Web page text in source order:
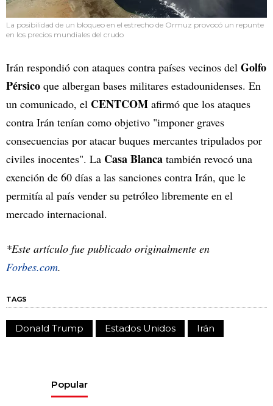
La posibilidad de un bloqueo en el estrecho de Ormuz provocó un repunte
en los precios mundiales del crudo
Irán respondió con ataques contra países vecinos del Golfo
Pérsico que albergan bases militares estadounidenses. En
un comunicado, el CENTCOM afirmó que los ataques
contra Irán tenían como objetivo "imponer graves
consecuencias por atacar buques mercantes tripulados por
civiles inocentes". La Casa Blanca también revocó una
exención de 60 días a las sanciones contra Irán, que le
permitía al país vender su petróleo libremente en el
mercado internacional.
*Este artículo fue publicado originalmente en
Forbes.com.
TAGS
Donald Trump Estados Unidos Irán
Popular